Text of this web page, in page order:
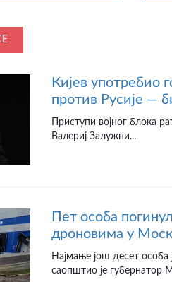
Кијев употребио
против Русије —
Приступи војног блока
Валериј Залужни...
Пет особа
дроновима у
Најмање још десет особа
саопштио је губернатор